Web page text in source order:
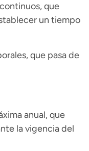
que
un tiempo
que pasa de
anual, que
la vigencia del